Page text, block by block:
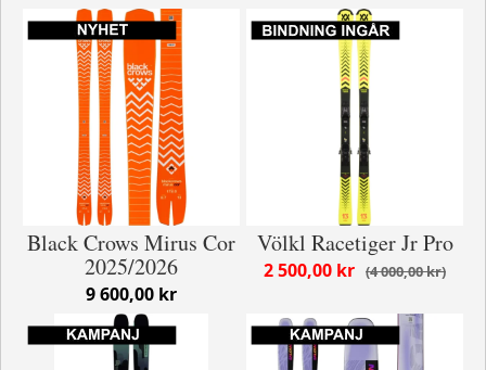
Black Crows Mirus Cor
2025/2026
9 600,00 kr
Völkl Racetiger Jr Pro
4 000,00 kr
2 500,00 kr